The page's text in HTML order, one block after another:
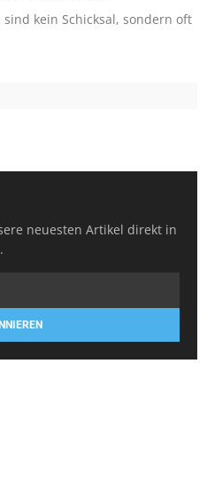
kein Schicksal, sondern oft
neuesten Artikel direkt in